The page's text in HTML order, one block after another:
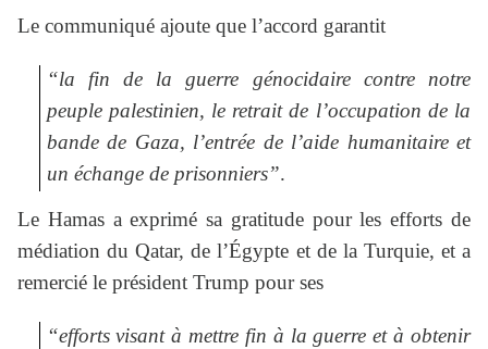
Le communiqué ajoute que l’accord garantit
“la fin de la guerre génocidaire contre notre
peuple palestinien, le retrait de l’occupation de la
bande de Gaza, l’entrée de l’aide humanitaire et
un échange de prisonniers”.
Le Hamas a exprimé sa gratitude pour les efforts de
médiation du Qatar, de l’Égypte et de la Turquie, et a
remercié le président Trump pour ses
“efforts visant à mettre fin à la guerre et à obtenir